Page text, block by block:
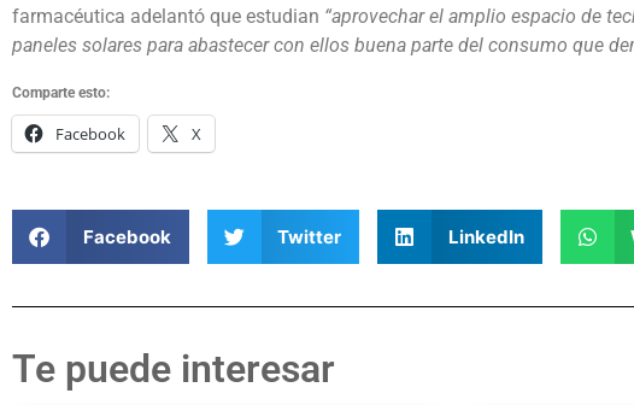
farmacéutica adelantó que estudian “aprovechar el amplio espacio de
paneles solares para abastecer con ellos buena parte del consumo que
Comparte esto:
Facebook X
Facebook Twitter LinkedIn
Te puede interesar